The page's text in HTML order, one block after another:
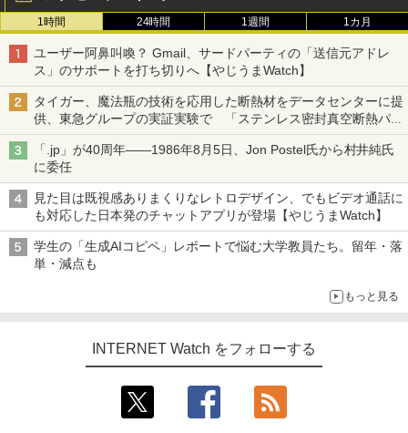
1時間 24時間 1週間 1カ月
ユーザー阿鼻叫喚？ Gmail、サードパーティの「送信元アドレ
ス」のサポートを打ち切りへ【やじうまWatch】
タイガー、魔法瓶の技術を応用した断熱材をデータセンターに提
供、東急グループの実証実験で 「ステンレス密封真空断熱パネ
ル TIVIP」
「.jp」が40周年――1986年8月5日、Jon Postel氏から村井純氏
に委任
見た目は既視感ありまくりなレトロデザイン、でもビデオ通話に
も対応した日本発のチャットアプリが登場【やじうまWatch】
学生の「生成AIコピペ」レポートで悩む大学教員たち。留年・落
単・減点も
もっと見る
INTERNET Watch をフォローする